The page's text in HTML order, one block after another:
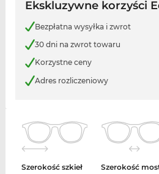
Ekskluzywne korzyści
Bezpłatna wysyłka i zwrot
30 dni na zwrot towaru
Korzystne ceny
Adres rozliczeniowy
Szerokość szkieł
Szerokość